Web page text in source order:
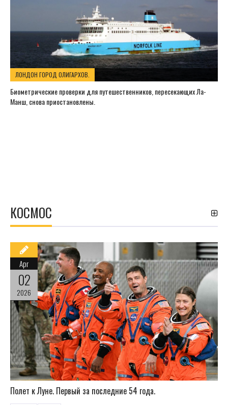
ЛОНДОН ГОРОД ОЛИГАРХОВ.
Биометрические проверки для путешественников, пересекающих Ла-
Манш, снова приостановлены.
КОСМОС
Полет к Луне. Первый за последние 54 года.
Apr
02
2026